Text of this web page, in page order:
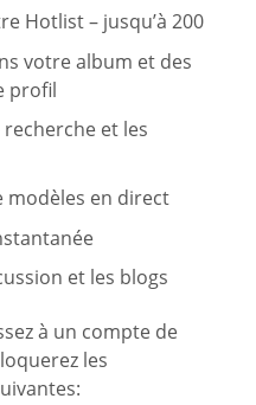
Hotlist – jusqu’à 200
votre album et des
profil
et les
modèles en direct
et les blogs
à un compte de
les